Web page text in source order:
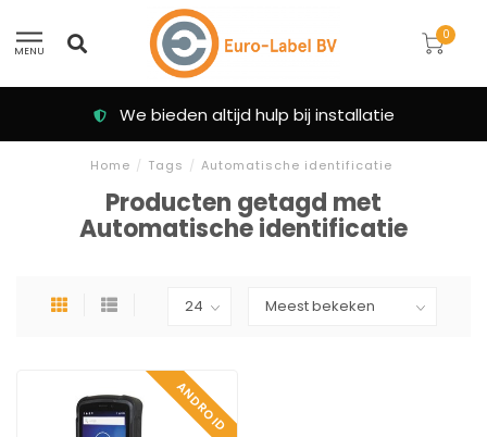
MENU
0
We bieden altijd hulp bij installatie
Home / Tags / Automatische identificatie
Producten getagd met
Automatische identificatie
ANDROID